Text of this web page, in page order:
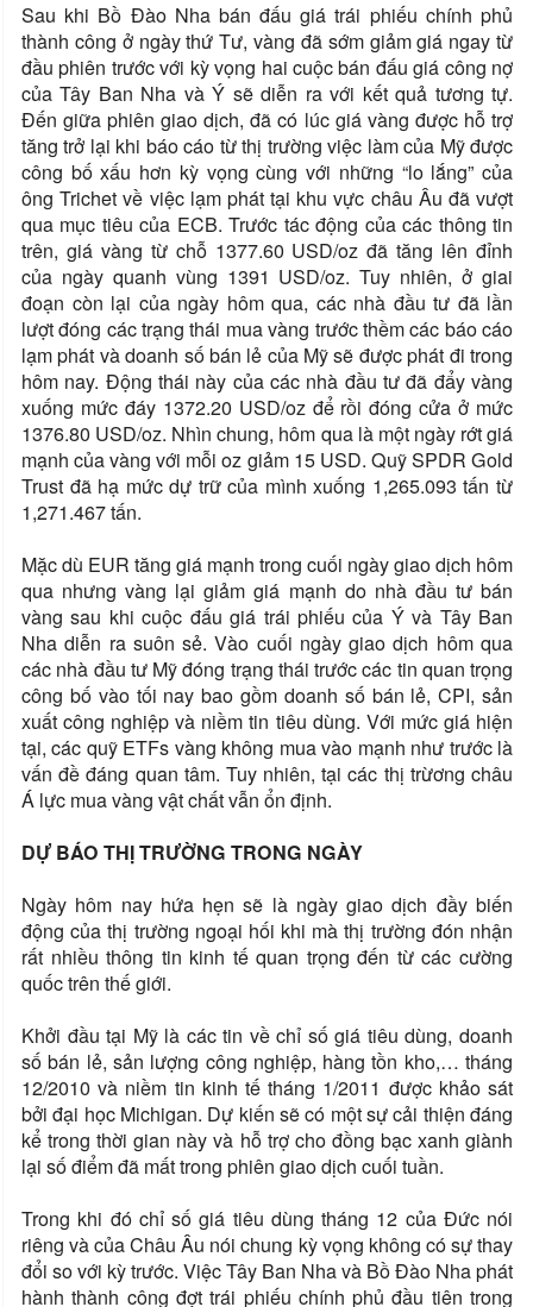
Sau khi Bồ Đào Nha bán đấu giá trái phiếu chính phủ
thành công ở ngày thứ Tư, vàng đã sớm giảm giá ngay từ
đầu phiên trước với kỳ vọng hai cuộc bán đấu giá công nợ
của Tây Ban Nha và Ý sẽ diễn ra với kết quả tương tự.
Đến giữa phiên giao dịch, đã có lúc giá vàng được hỗ trợ
tăng trở lại khi báo cáo từ thị trường việc làm của Mỹ được
công bố xấu hơn kỳ vọng cùng với những “lo lắng” của
ông Trichet về việc lạm phát tại khu vực châu Âu đã vượt
qua mục tiêu của ECB. Trước tác động của các thông tin
trên, giá vàng từ chỗ 1377.60 USD/oz đã tăng lên đỉnh
của ngày quanh vùng 1391 USD/oz. Tuy nhiên, ở giai
đoạn còn lại của ngày hôm qua, các nhà đầu tư đã lần
lượt đóng các trạng thái mua vàng trước thềm các báo cáo
lạm phát và doanh số bán lẻ của Mỹ sẽ được phát đi trong
hôm nay. Động thái này của các nhà đầu tư đã đẩy vàng
xuống mức đáy 1372.20 USD/oz để rồi đóng cửa ở mức
1376.80 USD/oz. Nhìn chung, hôm qua là một ngày rớt giá
mạnh của vàng với mỗi oz giảm 15 USD. Quỹ SPDR Gold
Trust đã hạ mức dự trữ của mình xuống 1,265.093 tấn từ
1,271.467 tấn.
Mặc dù EUR tăng giá mạnh trong cuối ngày giao dịch hôm
qua nhưng vàng lại giảm giá mạnh do nhà đầu tư bán
vàng sau khi cuộc đấu giá trái phiếu của Ý và Tây Ban
Nha diễn ra suôn sẻ. Vào cuối ngày giao dịch hôm qua
các nhà đầu tư Mỹ đóng trạng thái trước các tin quan trọng
công bố vào tối nay bao gồm doanh số bán lẻ, CPI, sản
xuất công nghiệp và niềm tin tiêu dùng. Với mức giá hiện
tại, các quỹ ETFs vàng không mua vào mạnh như trước là
vấn đề đáng quan tâm. Tuy nhiên, tại các thị trừơng châu
Á lực mua vàng vật chất vẫn ổn định.
DỰ BÁO THỊ TRƯỜNG TRONG NGÀY
Ngày hôm nay hứa hẹn sẽ là ngày giao dịch đầy biến
động của thị trường ngoại hối khi mà thị trường đón nhận
rất nhiều thông tin kinh tế quan trọng đến từ các cường
quốc trên thế giới.
Khởi đầu tại Mỹ là các tin về chỉ số giá tiêu dùng, doanh
số bán lẻ, sản lượng công nghiệp, hàng tồn kho,… tháng
12/2010 và niềm tin kinh tế tháng 1/2011 được khảo sát
bởi đại học Michigan. Dự kiến sẽ có một sự cải thiện đáng
kể trong thời gian này và hỗ trợ cho đồng bạc xanh giành
lại số điểm đã mất trong phiên giao dịch cuối tuần.
Trong khi đó chỉ số giá tiêu dùng tháng 12 của Đức nói
riêng và của Châu Âu nói chung kỳ vọng không có sự thay
đổi so với kỳ trước. Việc Tây Ban Nha và Bồ Đào Nha phát
hành thành công đợt trái phiếu chính phủ đầu tiên trong